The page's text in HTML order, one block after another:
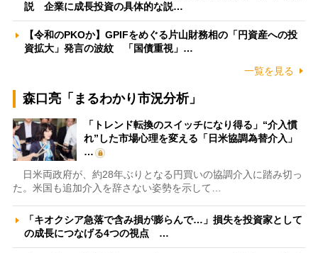
説 企業に成長投資の具体的な説…
【令和のPKOか】GPIFをめぐる片山財務相の「円資産への投
資拡大」発言の波紋 「国債重視」…
一覧を見る
森口亮「まるわかり市況分析」
「トレンド転換のスイッチになり得る」“介入慣
れ”した市場心理を変える「日米協調為替介入」
…
日米両政府が、約28年ぶりとなる円買いの協調介入に踏み切っ
た。米国も追加介入を辞さない姿勢を示して…
「キオクシア急落で含み損が膨らんで…」損失を投資家として
の成長につなげる4つの視点 …